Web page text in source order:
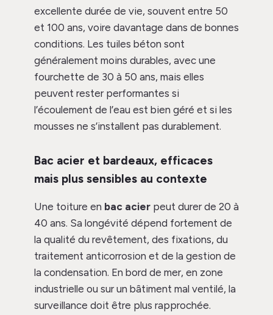
excellente durée de vie, souvent entre 50
et 100 ans, voire davantage dans de bonnes
conditions. Les tuiles béton sont
généralement moins durables, avec une
fourchette de 30 à 50 ans, mais elles
peuvent rester performantes si
l’écoulement de l’eau est bien géré et si les
mousses ne s’installent pas durablement.
Bac acier et bardeaux, efficaces
mais plus sensibles au contexte
Une toiture en bac acier peut durer de 20 à
40 ans. Sa longévité dépend fortement de
la qualité du revêtement, des fixations, du
traitement anticorrosion et de la gestion de
la condensation. En bord de mer, en zone
industrielle ou sur un bâtiment mal ventilé, la
surveillance doit être plus rapprochée.